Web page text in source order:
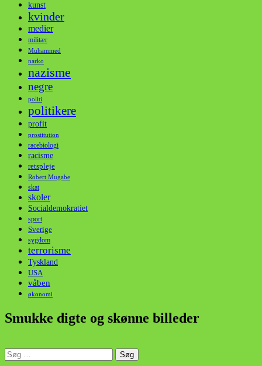
kunst
kvinder
medier
militær
Muhammed
narko
nazisme
negre
politi
politikere
profit
prostitution
racebiologi
racisme
retspleje
Robert Mugabe
skat
skoler
Socialdemokratiet
sport
Sverige
sygdom
terrorisme
Tyskland
USA
våben
økonomi
Smukke digte og skønne billeder
Søg
efter: